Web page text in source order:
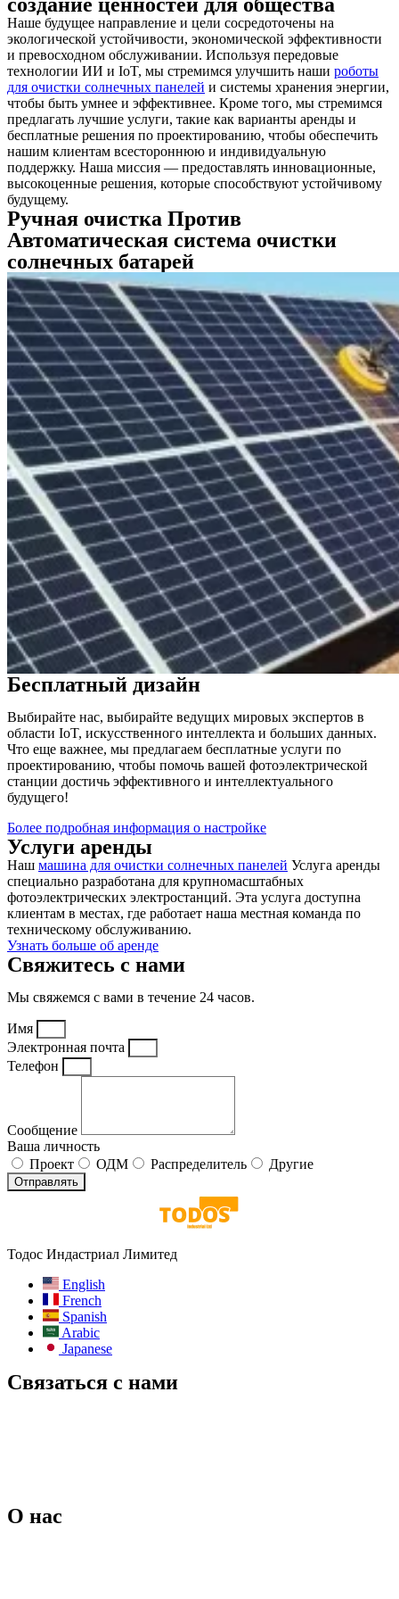
Наше будущее направление и цели сосредоточены на
экологической устойчивости, экономической эффективности
и превосходном обслуживании. Используя передовые
технологии ИИ и IoT, мы стремимся улучшить наши роботы
для очистки солнечных панелей и системы хранения энергии,
чтобы быть умнее и эффективнее. Кроме того, мы стремимся
предлагать лучшие услуги, такие как варианты аренды и
бесплатные решения по проектированию, чтобы обеспечить
нашим клиентам всестороннюю и индивидуальную
поддержку. Наша миссия — предоставлять инновационные,
высокоценные решения, которые способствуют устойчивому
будущему.
Ручная очистка Против
Автоматическая система очистки
солнечных батарей
Бесплатный дизайн
Выбирайте нас, выбирайте ведущих мировых экспертов в
области IoT, искусственного интеллекта и больших данных.
Что еще важнее, мы предлагаем бесплатные услуги по
проектированию, чтобы помочь вашей фотоэлектрической
станции достичь эффективного и интеллектуального
будущего!
Более подробная информация о настройке
Услуги аренды
Наш машина для очистки солнечных панелей Услуга аренды
специально разработана для крупномасштабных
фотоэлектрических электростанций. Эта услуга доступна
клиентам в местах, где работает наша местная команда по
техническому обслуживанию.
Узнать больше об аренде
Свяжитесь с нами
Мы свяжемся с вами в течение 24 часов.
Имя
Электронная почта
Телефон
Сообщение
Ваша личность
Проект
ОДМ Распределитель Другие
Отправлять
Тодос Индастриал Лимитед
English
French
Spanish
Arabic
Japanese
Связаться с нами
О нас